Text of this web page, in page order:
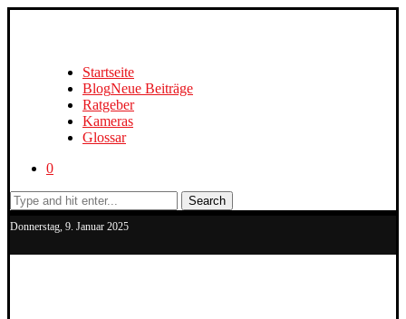
Startseite
BlogNeue Beiträge
Ratgeber
Kameras
Glossar
0
Search
Donnerstag, 9. Januar 2025